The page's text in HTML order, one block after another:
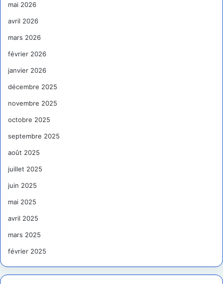
mai 2026
avril 2026
mars 2026
février 2026
janvier 2026
décembre 2025
novembre 2025
octobre 2025
septembre 2025
août 2025
juillet 2025
juin 2025
mai 2025
avril 2025
mars 2025
février 2025